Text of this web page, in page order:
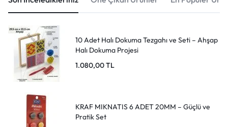
10 Adet Halı Dokuma Tezgahı ve Seti – Ahşap
Halı Dokuma Projesi
1.080,00TL
KRAF MIKNATIS 6 ADET 20MM – Güçlü ve
Pratik Set